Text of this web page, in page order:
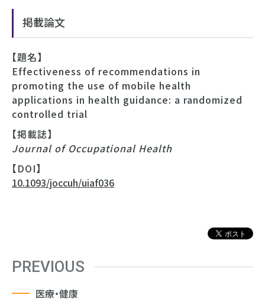
掲載論文
【題名】
Effectiveness of recommendations in
promoting the use of mobile health
applications in health guidance: a randomized
controlled trial
【掲載誌】
Journal of Occupational Health
【DOI】
10.1093/joccuh/uiaf036
PREVIOUS
医療・健康